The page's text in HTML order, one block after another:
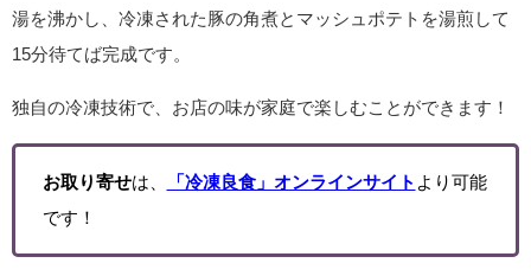
湯を沸かし、冷凍された豚の角煮とマッシュポテトを湯煎して
15分待てば完成です。
独自の冷凍技術で、お店の味が家庭で楽しむことができます！
お取り寄せは、 「冷凍良食」オンラインサイト より可能
です！